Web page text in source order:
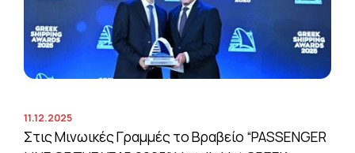
11.12.2025
Στις Μινωικές Γραμμές το Βραβείο “PASSENGER